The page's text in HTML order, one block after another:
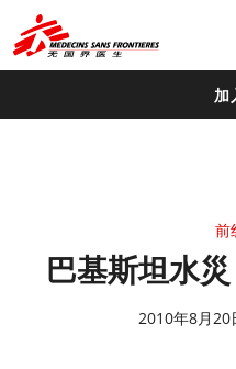
default
加
前
巴基斯坦水
2010年8月20